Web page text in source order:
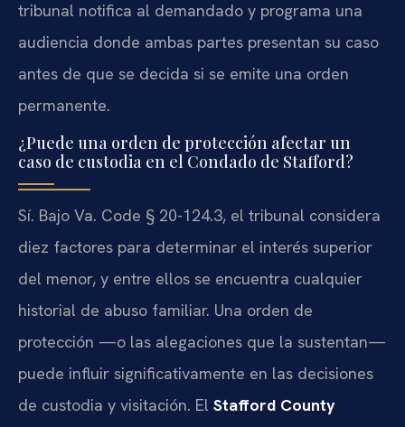
tribunal notifica al demandado y programa una
audiencia donde ambas partes presentan su caso
antes de que se decida si se emite una orden
permanente.
¿Puede una orden de protección afectar un
caso de custodia en el Condado de Stafford?
Sí. Bajo Va. Code § 20-124.3, el tribunal considera
diez factores para determinar el interés superior
del menor, y entre ellos se encuentra cualquier
historial de abuso familiar. Una orden de
protección —o las alegaciones que la sustentan—
puede influir significativamente en las decisiones
de custodia y visitación. El Stafford County